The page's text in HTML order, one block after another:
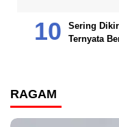
Sering
Ternyata
RAGAM